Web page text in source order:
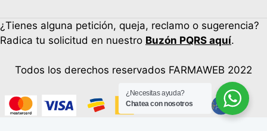
¿Tienes alguna petición, queja, reclamo o sugerencia?
Radica tu solicitud en nuestro Buzón PQRS aquí.
Todos los derechos reservados FARMAWEB 2022
¿Necesitas ayuda?
Chatea con nosotros